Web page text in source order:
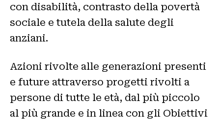
con disabilità, contrasto della povertà
sociale e tutela della salute degli
anziani.
Azioni rivolte alle generazioni presenti
e future attraverso progetti rivolti a
persone di tutte le età, dal più piccolo
al più grande e in linea con gli Obiettivi